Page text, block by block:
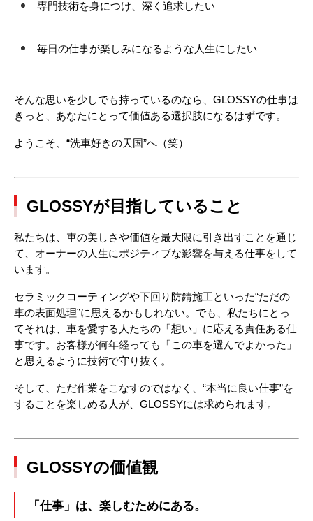
専門技術を身につけ、深く追求したい
毎日の仕事が楽しみになるような人生にしたい
そんな思いを少しでも持っているのなら、GLOSSYの仕事は
きっと、あなたにとって価値ある選択肢になるはずです。
ようこそ、“洗車好きの天国”へ（笑）
GLOSSYが目指していること
私たちは、車の美しさや価値を最大限に引き出すことを通じ
て、オーナーの人生にポジティブな影響を与える仕事をして
います。
セラミックコーティングや下回り防錆施工といった“ただの
車の表面処理”に思えるかもしれない。でも、私たちにとっ
てそれは、車を愛する人たちの「想い」に応える責任ある仕
事です。お客様が何年経っても「この車を選んでよかった」
と思えるように技術で守り抜く。
そして、ただ作業をこなすのではなく、“本当に良い仕事”を
することを楽しめる人が、GLOSSYには求められます。
GLOSSYの価値観
「仕事」は、楽しむためにある。